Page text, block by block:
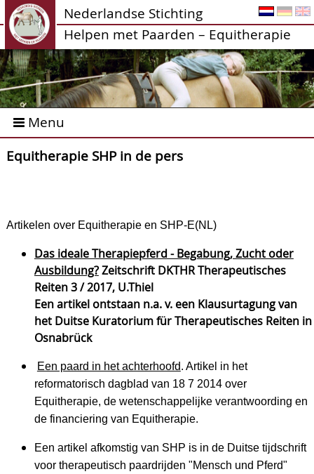
Nederlandse Stichting
Helpen met Paarden – Equitherapie
Menu
Equitherapie SHP in de pers
Artikelen over Equitherapie en SHP-E(NL)
Das ideale Therapiepferd - Begabung, Zucht oder
Ausbildung?Zeitschrift DKTHR Therapeutisches
Reiten 3 / 2017, U.Thiel
Een artikel ontstaan n.a. v. een Klausurtagung van
het Duitse Kuratorium für Therapeutisches Reiten in
Osnabrück
Een paard in het achterhoofd. Artikel in het
reformatorisch dagblad van 18 7 2014 over
Equitherapie, de wetenschappelijke verantwoording en
de financiering van Equitherapie.
Een artikel afkomstig van SHP is in de Duitse tijdschrift
voor therapeutisch paardrijden "Mensch und Pferd"